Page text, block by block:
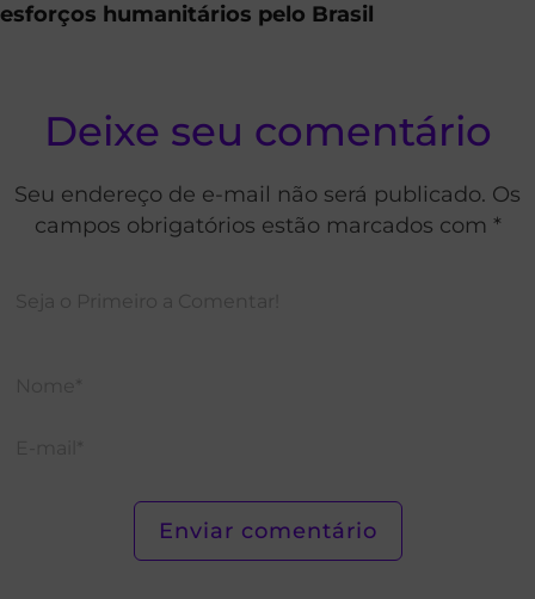
esforços humanitários pelo Brasil
Deixe seu comentário
Seu endereço de e-mail não será publicado. Os
campos obrigatórios estão marcados com *